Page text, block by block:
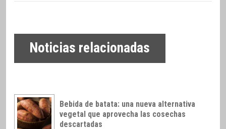
Noticias relacionadas
Bebida de batata: una nueva alternativa
vegetal que aprovecha las cosechas
descartadas